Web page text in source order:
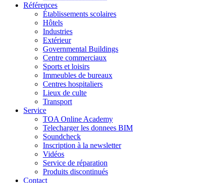
Références
Établissements scolaires
Hôtels
Industries
Extérieur
Governmental Buildings
Centre commerciaux
Sports et loisirs
Immeubles de bureaux
Centres hospitaliers
Lieux de culte
Transport
Service
TOA Online Academy
Telecharger les donnees BIM
Soundcheck
Inscription à la newsletter
Vidéos
Service de réparation
Produits discontinués
Contact